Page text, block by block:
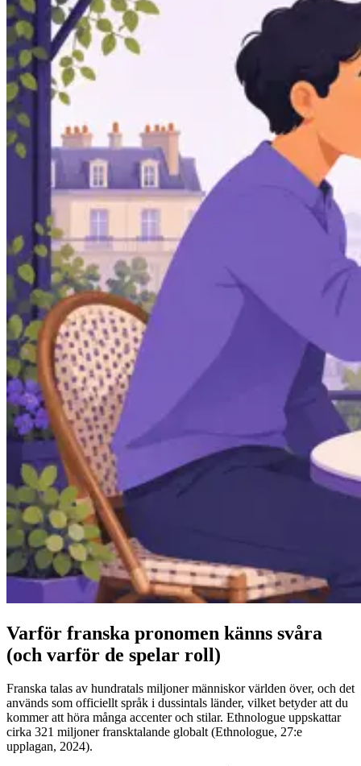
Varför franska pronomen känns svåra
(och varför de spelar roll)
Franska talas av hundratals miljoner människor världen över, och det
används som officiellt språk i dussintals länder, vilket betyder att du
kommer att höra många accenter och stilar. Ethnologue uppskattar
cirka 321 miljoner fransktalande globalt (Ethnologue, 27:e
upplagan, 2024).